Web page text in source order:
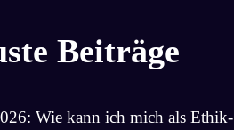
Beiträge
Wie kann ich mich als Ethik-